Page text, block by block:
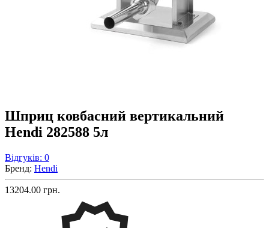
Шприц ковбасний вертикальний
Hendi 282588 5л
Відгуків: 0
Бренд: Hendi
13204.00 грн.